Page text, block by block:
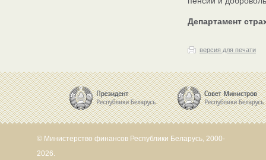
Департамент
версия для печати
© Министерство финансов Республики Беларусь, 2000-
2026.